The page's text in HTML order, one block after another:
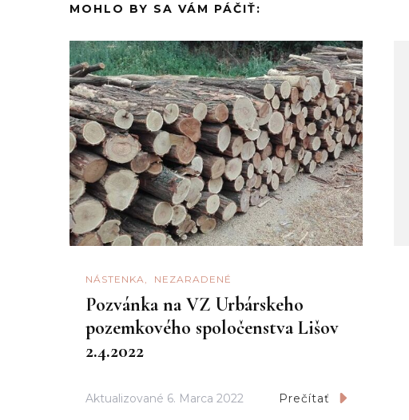
MOHLO BY SA VÁM PÁČIŤ:
NÁSTENKA NEZARADENÉ
Pozvánka na VZ Urbárskeho
pozemkového spoločenstva Lišov
2.4.2022
Aktualizované 6. Marca 2022 Prečítať